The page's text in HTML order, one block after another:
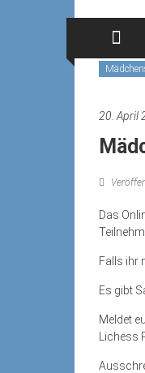
springen
20. April
Das
Falls ihr
Es gibt
Meldet
Lichess